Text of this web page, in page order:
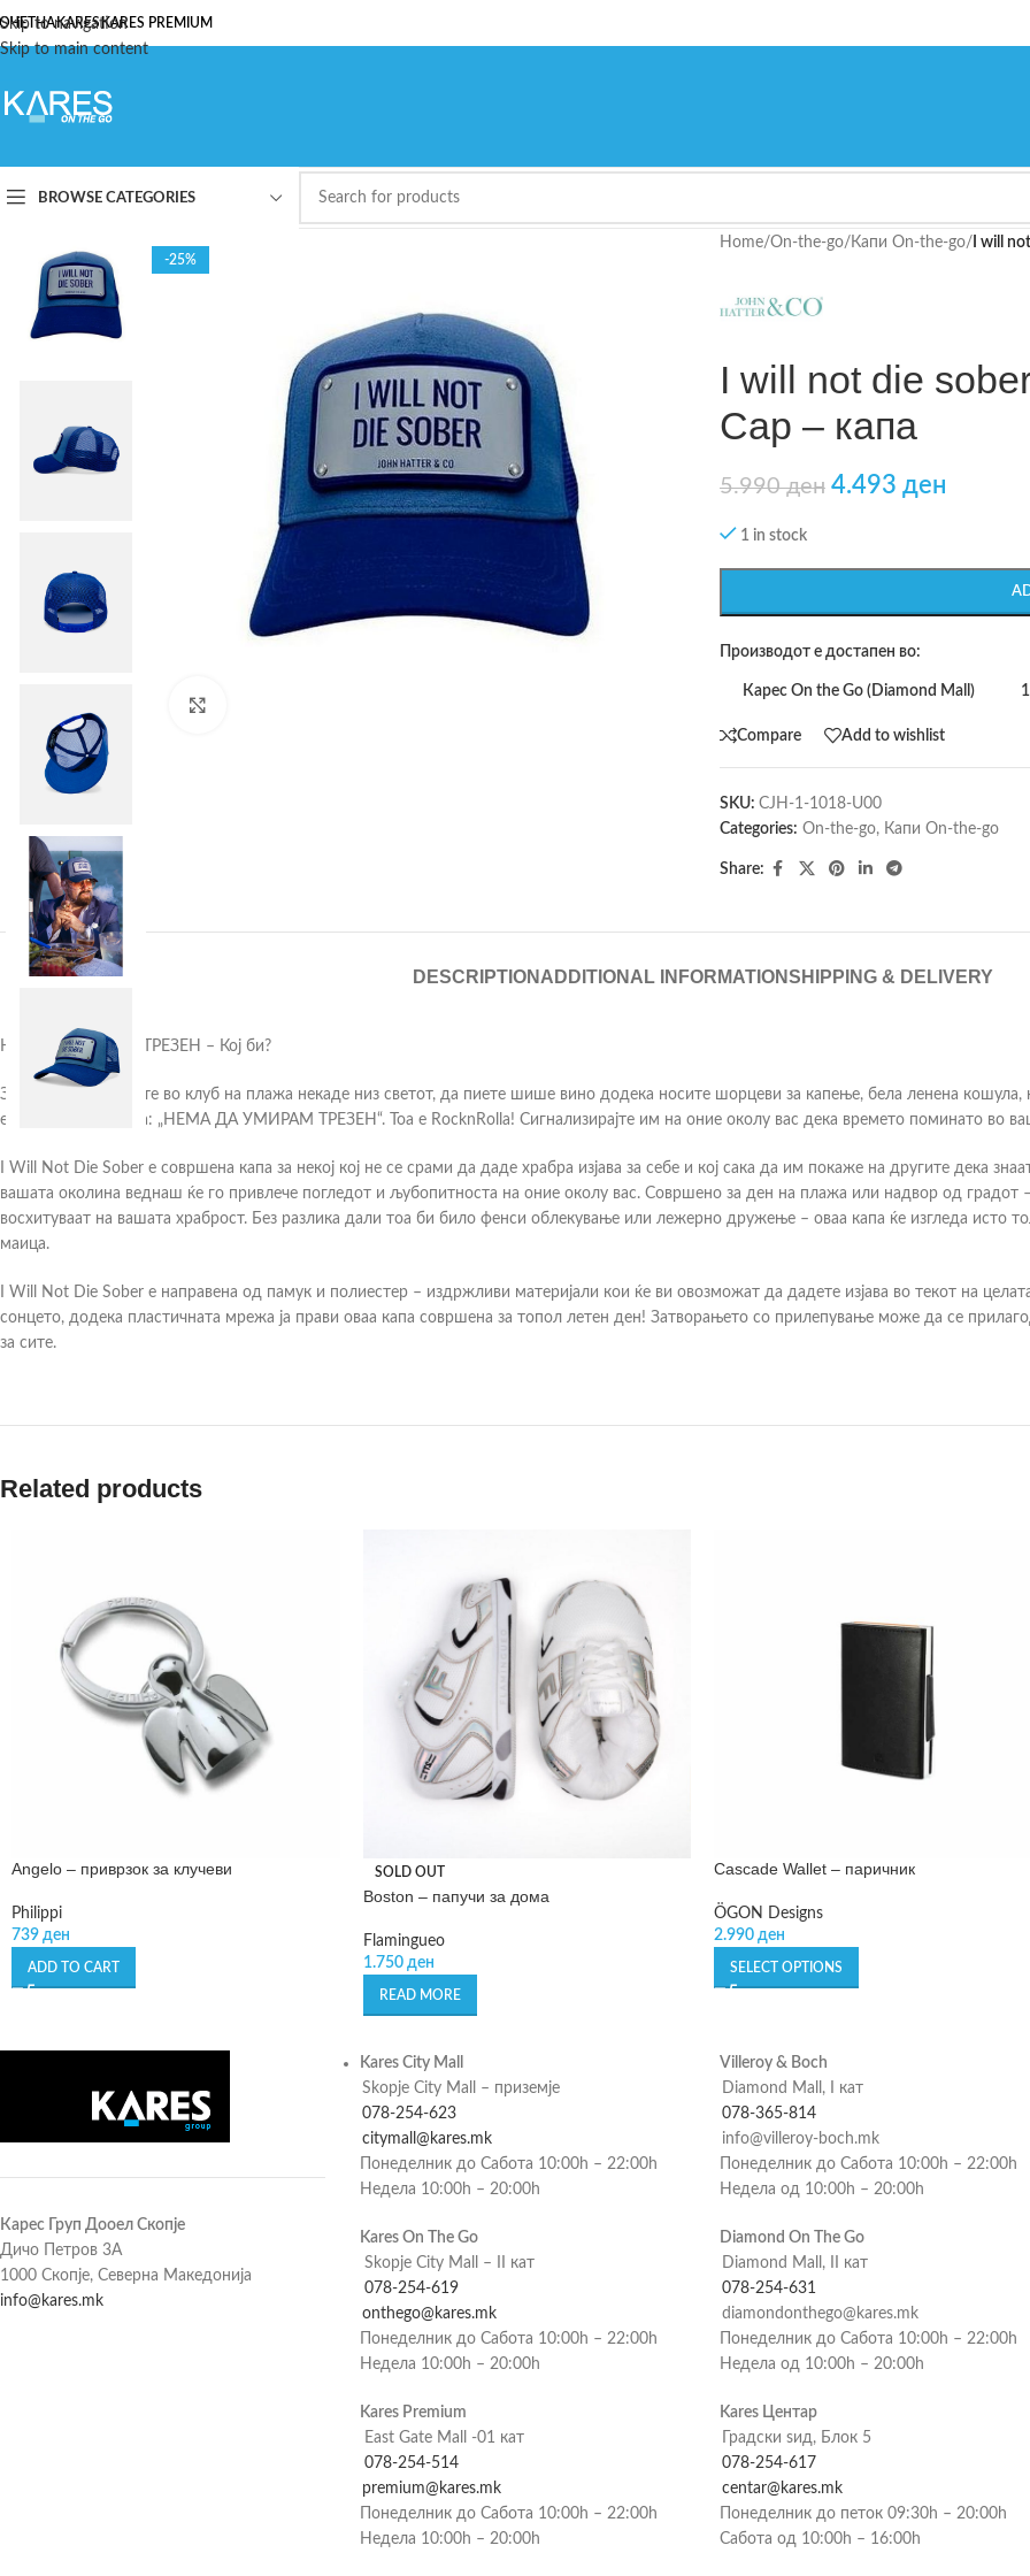
Skip to navigation
Skip to main content
KARESKARES PREMIUM
BROWSE CATEGORIES
-25%
Home/On-the-go/ Капи On-the-go/ I will
I will not die
Cap – капа
5.990ден 4.493 ден
1 in stock
Производот е достапен во:
Карес On the Go (Diamond Mall) 1
Compare Add to wishlist
SKU: CJH-1-1018-U00
Categories: On-the-go, Капи On-the-go
Share:
DESCRIPTION ADDITIONAL INFORMATIONSHIPPING & DELIVERY
НЕМА ДА УМРАМ ТРЕЗЕН – Кој би?
Замислете да седите во клуб на плажа некаде низ светот, да пиете шише вино додека носите шорцеви за капење, бела ленена кошула,
едноставно пишува: „НЕМА ДА УМИРАМ ТРЕЗЕН“. Тоа е RocknRolla! Сигнализирајте им на оние околу вас дека времето поминато во
I Will Not Die Sober е совршена капа за некој кој не се срами да даде храбра изјава за себе и кој сака да им покаже на другите дека
вашата околина веднаш ќе го привлече погледот и љубопитноста на оние околу вас. Совршено за ден на плажа или надвор од градот
восхитуваат на вашата храброст. Без разлика дали тоа би било фенси облекување или лежерно дружење – оваа капа ќе изгледа исто
маица.
I Will Not Die Sober е направена од памук и полиестер – издржливи материјали кои ќе ви овозможат да дадете изјава во текот на
сонцето, додека пластичната мрежа ја прави оваа капа совршена за топол летен ден! Затворањето со прилепување може да се
за сите.
Related products
Angelo – приврзок за клучеви
Philippi
739 ден
ADD TO CART
SOLD OUT
Boston – папучи за дома
Flamingueo
1.750 ден
READ MORE
Cascade Wallet – паричник
ÖGON Designs
2.990 ден
SELECT OPTIONS
Карес Груп Дооел Скопје
Дичо Петров 3А
1000 Скопје, Северна Македонија
info@kares.mk
Kares City Mall
Skopje City Mall – приземје
078-254-623
citymall@kares.mk
Понеделник до Сабота 10:00h – 22:00h
Недела 10:00h – 20:00h
Kares On The Go
Skopje City Mall – II кат
078-254-619
onthego@kares.mk
Понеделник до Сабота 10:00h – 22:00h
Недела 10:00h – 20:00h
Kares Premium
East Gate Mall -01 кат
078-254-514
premium@kares.mk
Понеделник до Сабота 10:00h – 22:00h
Недела 10:00h – 20:00h
Villeroy & Boch
Diamond Mall, I кат
078-365-814
info@villeroy-boch.mk
Понеделник до Сабота 10:00h – 22:00h
Недела од 10:00h – 20:00h
Diamond On The Go
Diamond Mall, II кат
078-254-631
diamondonthego@kares.mk
Понеделник до Сабота 10:00h – 22:00h
Недела од 10:00h – 20:00h
Kares Центар
Градски ѕид, Блок 5
078-254-617
centar@kares.mk
Понеделник до петок 09:30h – 20:00h
Сабота од 10:00h – 16:00h